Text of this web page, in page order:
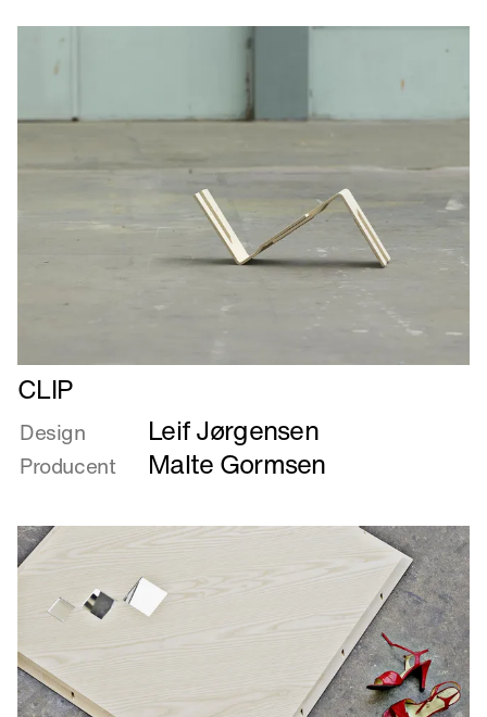
Læs
mere
om
CLIP
CLIP
Design Leif Jørgensen
Producent Malte Gormsen